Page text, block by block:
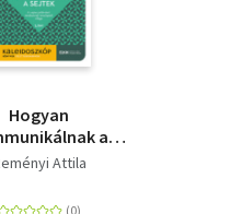
Hogyan
a
- A sejtes
világa
Attila